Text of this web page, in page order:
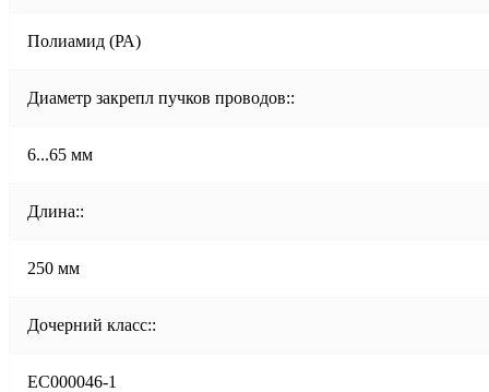
Полиамид (РА)
Диаметр закрепл пучков проводов::
6...65 мм
Длина::
250 мм
Дочерний класс::
EC000046-1